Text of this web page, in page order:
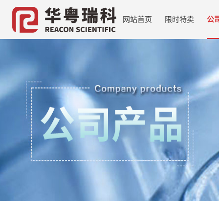
网站首页 限时特卖 公